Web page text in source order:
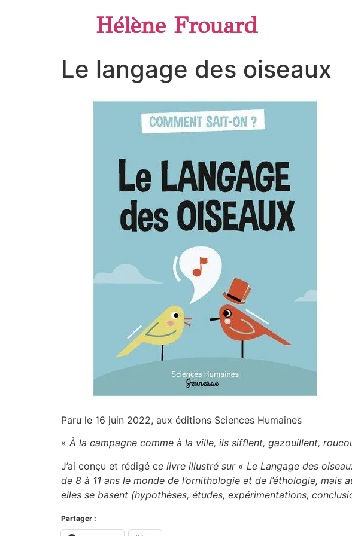
Hélène Frouard
Le langage des oiseaux
Paru le 16 juin 2022, aux éditions Sciences Humaines
« À la campagne comme à la ville, ils sifflent, gazouillent,
J’ai conçu et rédigé ce livre illustré sur « Le Langage des
de 8 à 11 ans le monde de l’ornithologie et de l’éthologie,
elles se basent (hypothèses, études, expérimentations,
Partager :